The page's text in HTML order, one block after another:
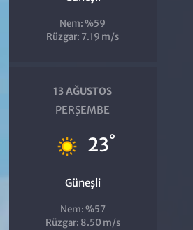
Nem: %59
Rüzgar: 7.19 m/s
13 AĞUSTOS
PERŞEMBE
23°
Güneşli
Nem: %57
Rüzgar: 8.50 m/s